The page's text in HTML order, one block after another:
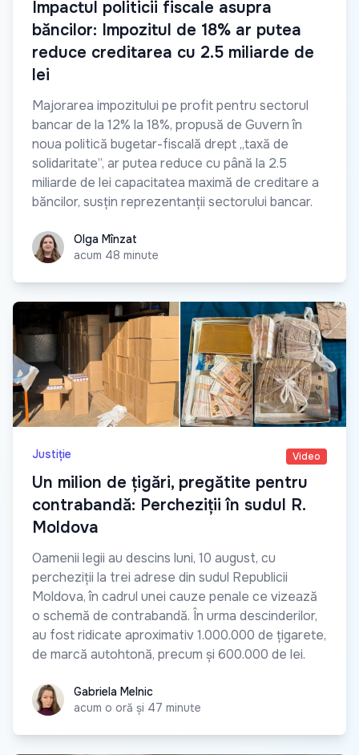
Impactul politicii fiscale asupra
băncilor: Impozitul de 18% ar putea
reduce creditarea cu 2.5 miliarde de
lei
Majorarea impozitului pe profit pentru sectorul
bancar de la 12% la 18%, propusă de Guvern în
noua politică bugetar-fiscală drept „taxă de
solidaritate”, ar putea reduce cu până la 2.5
miliarde de lei capacitatea maximă de creditare a
băncilor, susțin reprezentanții sectorului bancar.
Olga MînzatOlga Mînzat
acum 48 minute
Justiție Video
Un milion de țigări, pregătite pentru
contrabandă: Percheziții în sudul R.
Moldova
Oamenii legii au descins luni, 10 august, cu
percheziții la trei adrese din sudul Republicii
Moldova, în cadrul unei cauze penale ce vizează
o schemă de contrabandă. În urma descinderilor,
au fost ridicate aproximativ 1.000.000 de țigarete,
de marcă autohtonă, precum și 600.000 de lei.
Gabriela Melnic
Gabriela Melnic
acum o oră și 47 minute